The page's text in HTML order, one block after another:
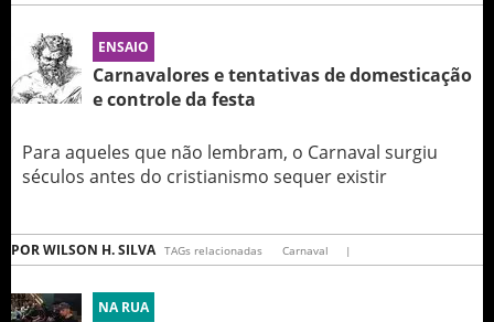
ENSAIO
Carnavalores e tentativas de domesticação
e controle da festa
Para aqueles que não lembram, o Carnaval surgiu
séculos antes do cristianismo sequer existir
PORWILSON H. SILVA TAGs relacionadas Carnaval |
NA RUA